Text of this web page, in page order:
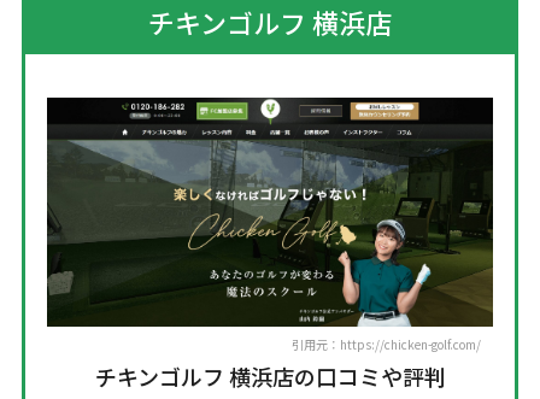
チキンゴルフ 横浜店
引用元：https://chicken-golf.com/
チキンゴルフ 横浜店の口コミや評判